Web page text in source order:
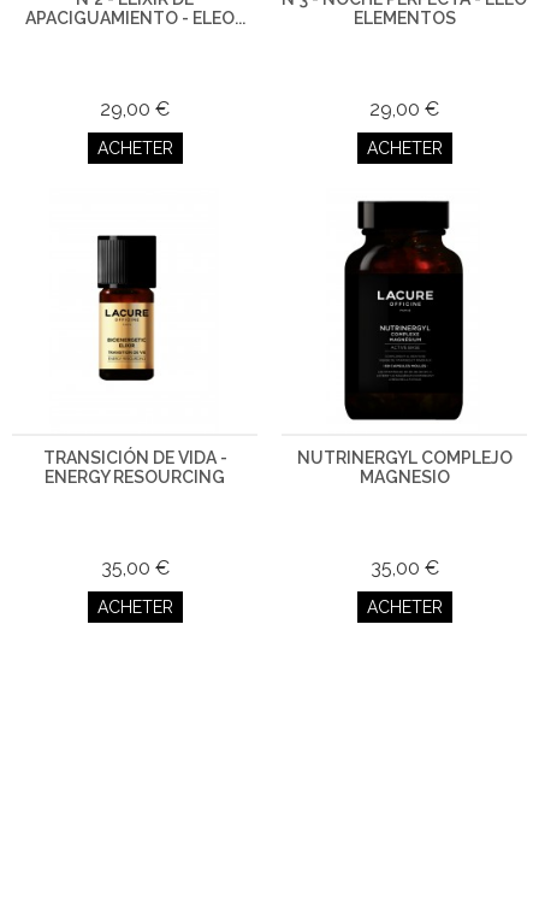
APACIGUAMIENTO - ELEO...
29,00 €
ACHETER
ELEMENTOS
29,00 €
ACHETER
TRANSICIÓN DE VIDA -
ENERGY RESOURCING
35,00 €
ACHETER
NUTRINERGYL COMPLEJO
MAGNESIO
35,00 €
ACHETER